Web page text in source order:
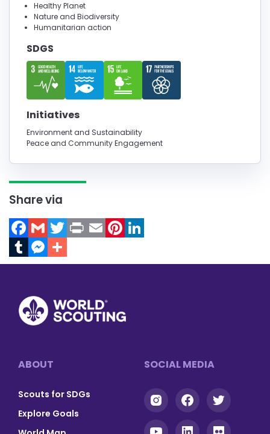
Healthy Planet
Nature and Biodiversity
Humanitarian action
SDGS
Initiatives
Environment and Sustainability
Peace and Community Engagement
Share via
Facebook
GmailTwitter
TumblrMessenger
Footer
ABOUT
Scouts for SDGs
Explore Goals
SOCIAL MEDIA